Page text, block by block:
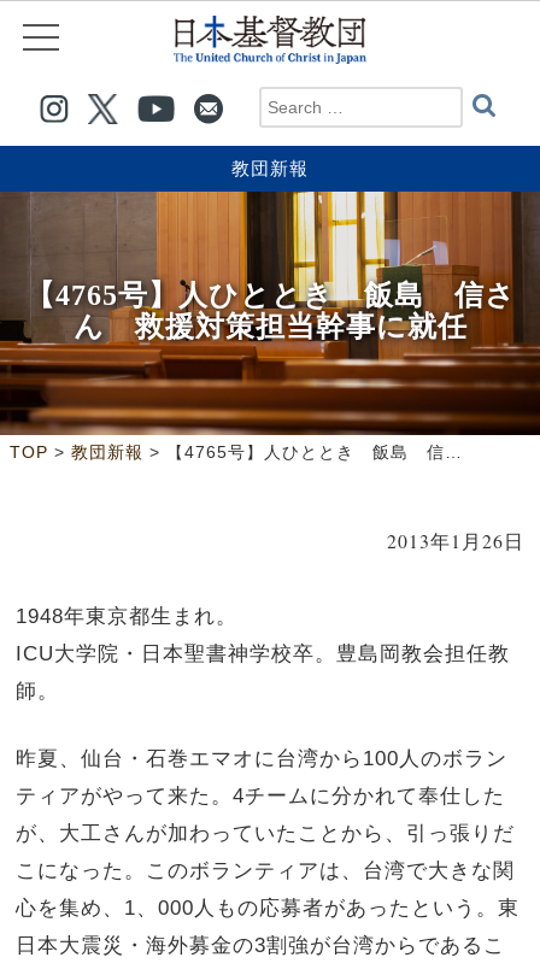
教団新報
【4765号】人ひととき 飯島 信さ
ん 救援対策担当幹事に就任
TOP > 教団新報 > 【4765号】人ひととき 飯島 信さん 救援対策担当幹事に就任
2013年1月26日
1948年東京都生まれ。
ICU大学院・日本聖書神学校卒。豊島岡教会担任教
師。
昨夏、仙台・石巻エマオに台湾から100人のボラン
ティアがやって来た。4チームに分かれて奉仕した
が、大工さんが加わっていたことから、引っ張りだ
こになった。このボランティアは、台湾で大きな関
心を集め、1、000人もの応募者があったという。東
日本大震災・海外募金の3割強が台湾からであるこ